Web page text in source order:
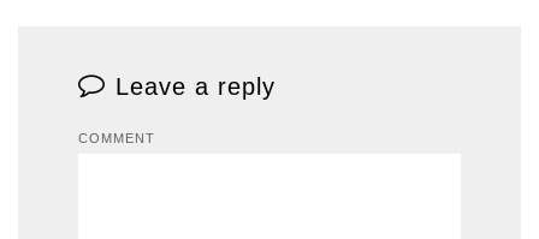
Leave a reply
COMMENT